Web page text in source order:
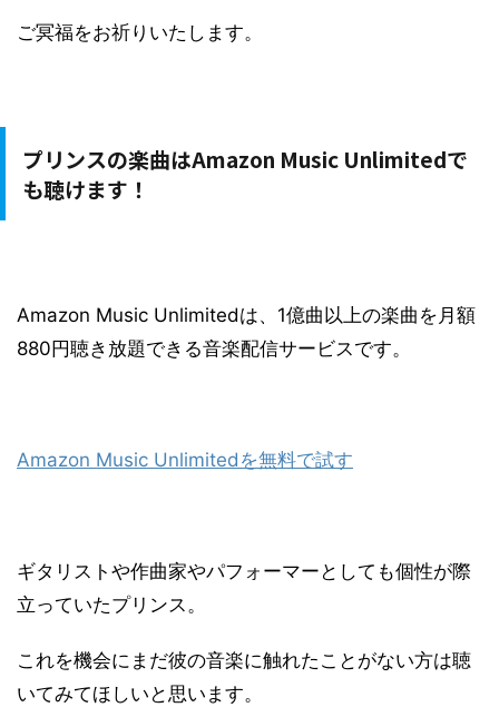
ご冥福をお祈りいたします。
プリンスの楽曲はAmazon Music Unlimitedで
も聴けます！
Amazon Music Unlimitedは、1億曲以上の楽曲を月額
880円聴き放題できる音楽配信サービスです。
Amazon Music Unlimitedを無料で試す
ギタリストや作曲家やパフォーマーとしても個性が際
立っていたプリンス。
これを機会にまだ彼の音楽に触れたことがない方は聴
いてみてほしいと思います。